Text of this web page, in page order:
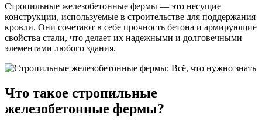
Стропильные железобетонные фермы — это несущие
конструкции, используемые в строительстве для поддержания
кровли. Они сочетают в себе прочность бетона и армирующие
свойства стали, что делает их надежными и долговечными
элементами любого здания.
Что такое стропильные
железобетонные фермы?